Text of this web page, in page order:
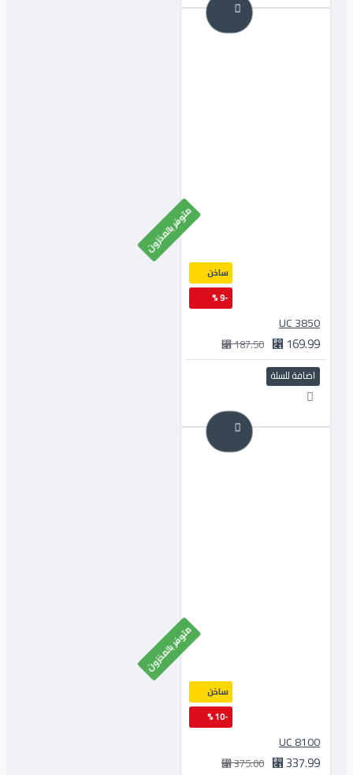
متوفر بالمخزون
169.99 ⃁
187.50 ⃁
اضافة للسلة
متوفر بالمخزون
337.99 ⃁
375.00 ⃁